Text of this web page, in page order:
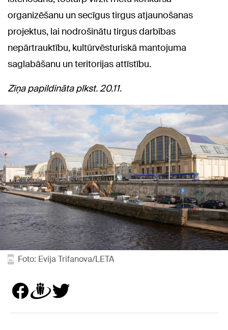
organizēšanu un secīgus tirgus atjaunošanas
projektus, lai nodrošinātu tirgus darbības
nepārtrauktību, kultūrvēsturiskā mantojuma
saglabāšanu un teritorijas attīstību.
Ziņa papildināta plkst. 20.11.
Foto: Evija Trifanova/LETA